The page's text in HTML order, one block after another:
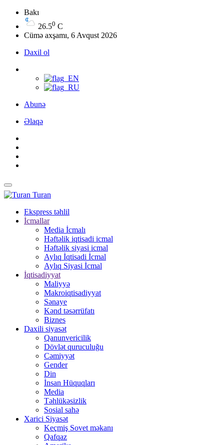
Bakı
26.50 C
Cümə axşamı, 6 Avqust 2026
Daxil ol
Abunə
Əlaqə
Turan
Ekspress təhlil
İcmallar
Media İcmalı
Həftəlik iqtisadi icmal
Həftəlik siyasi icmal
Aylıq İqtisadi İcmal
Aylıq Siyasi İcmal
İqtisadiyyat
Maliyyə
Makroiqtisadiyyat
Sənaye
Kənd təsərrüfatı
Biznes
Daxili siyasət
Qanunvericilik
Dövlət quruculuğu
Cəmiyyət
Gender
Din
İnsan Hüquqları
Media
Təhlükəsizlik
Sosial sahə
Xarici Siyasət
Keçmiş Sovet məkanı
Qafqaz